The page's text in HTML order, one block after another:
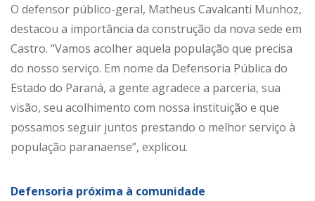
O defensor público-geral, Matheus Cavalcanti Munhoz,
destacou a importância da construção da nova sede em
Castro. “Vamos acolher aquela população que precisa
do nosso serviço. Em nome da Defensoria Pública do
Estado do Paraná, a gente agradece a parceria, sua
visão, seu acolhimento com nossa instituição e que
possamos seguir juntos prestando o melhor serviço à
população paranaense”, explicou.
Defensoria próxima à comunidade